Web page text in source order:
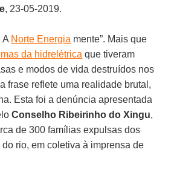
, 23-05-2019.
A Norte Energia mente”. Mais que
da hidrelétrica que tiveram
e modos de vida destruídos nos
frase reflete uma realidade brutal,
Esta foi a denúncia apresentada
Conselho Ribeirinho do Xingu,
de 300 famílias expulsas dos
rio, em coletiva à imprensa de